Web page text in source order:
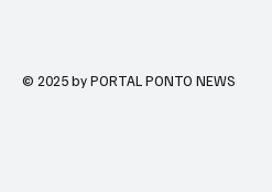
© 2025 by PORTAL PONTO NEWS